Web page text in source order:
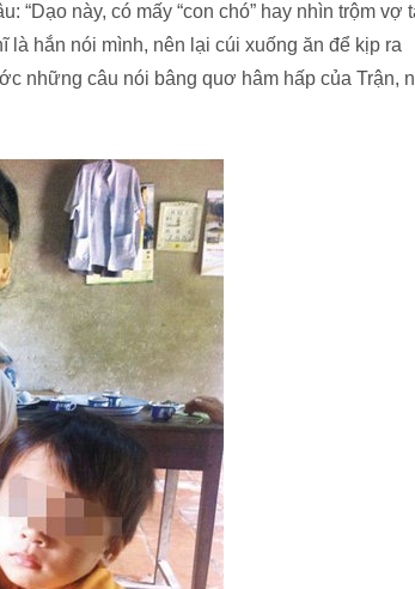
“Dạo này, có mấy “con chó” hay nhìn trộm vợ
là hắn nói mình, nên lại cúi xuống ăn để kịp ra
những câu nói bâng quơ hâm hấp của Trận,